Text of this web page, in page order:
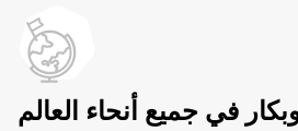
في جميع أنحاء العالم